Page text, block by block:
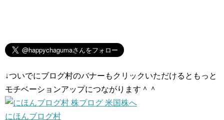
↓ついでにブログ村のバナーもクリックいただけるともっと
モチベーションアップにつながります＾＾
にほんブログ村